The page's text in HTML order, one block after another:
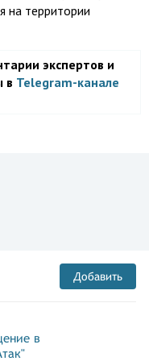
на территории
экспертов и
в Telegram-канале
Добавить
в